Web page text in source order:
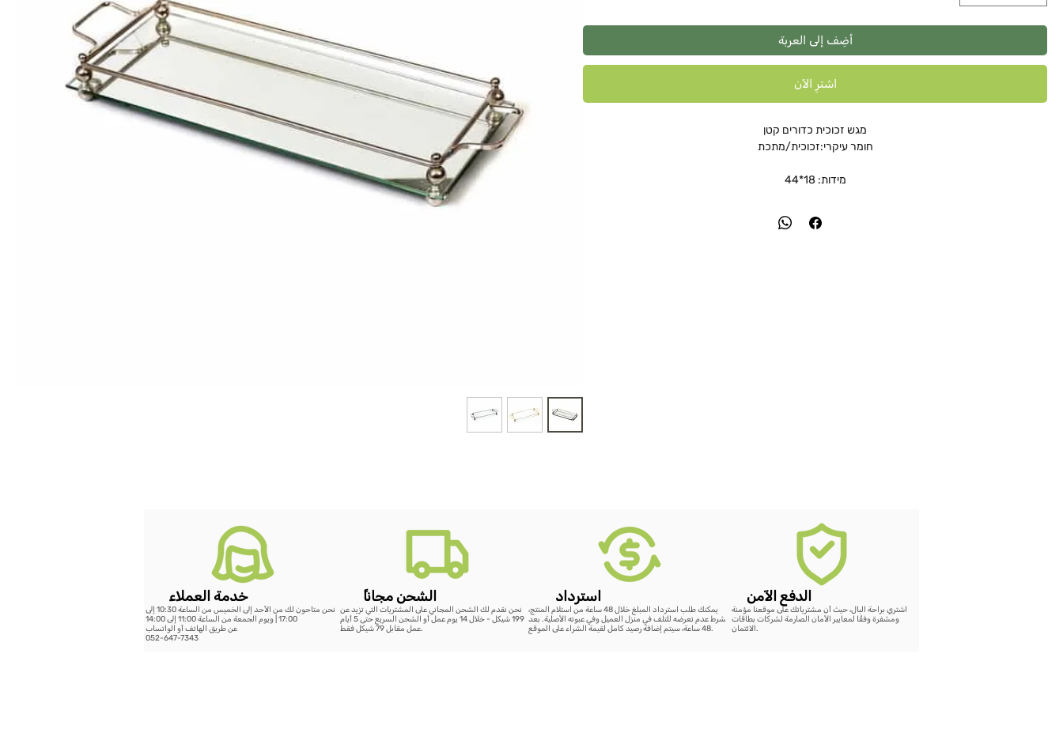
أضِف إلى العربة
اشترِ الآن
מגש זכוכית כדורים קטן
חומר עיקרי:זכוכית/מתכת
מידות: 18*44
خدمة العملاء
نحن متاحون لك من الأحد إلى الخميس من الساعة 10:30 إلى
17:00 | ويوم الجمعة من الساعة 11:00 إلى 14:00
عن طريق الهاتف أو الواتساب
052-647-7343
ًالشحن مجانا
نحن نقدم لك الشحن المجاني على المشتريات التي تزيد عن
199 شيكل - خلال 14 يوم عمل أو الشحن السريع حتى 5 أيام
عمل مقابل 79 شيكل فقط.
استرداد
يمكنك طلب استرداد المبلغ خلال 48 ساعة من استلام المنتج،
بشرط عدم تعرضه للتلف في منزل العميل وفي عبوته الأصلية. بعد
48 ساعة، سيتم إضافة رصيد كامل لقيمة الشراء على الموقع.
الدفع الآمن
اشتري براحة البال، حيث أن مشترياتك على موقعنا مؤمنة
ومشفرة وفقًا لمعايير الأمان الصارمة لشركات بطاقات
الائتمان.